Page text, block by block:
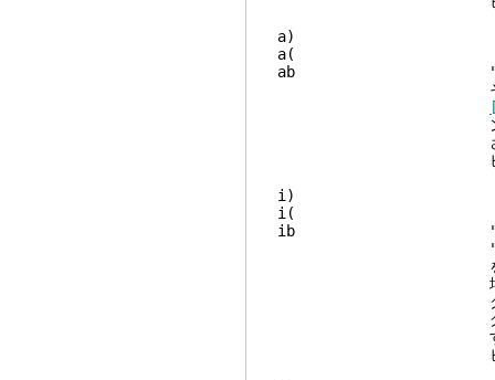
ab "a
それに対応する
ンフラグは、エス
されま
ビジュアルモード
ib "inner
を除きま
場合、次の "(" を
クを選択すると
グは、エスケープ
す
ビジュアルモード